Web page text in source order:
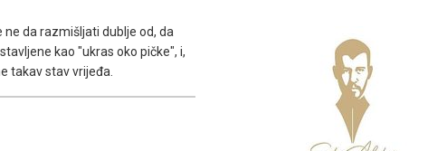
da razmišljati dublje od, da
kao "ukras oko pičke", i,
takav stav vrijeđa.